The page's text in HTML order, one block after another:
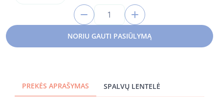
1
NORIU GAUTI PASIŪLYMĄ
PREKĖS APRAŠYMAS SPALVŲ LENTELĖ